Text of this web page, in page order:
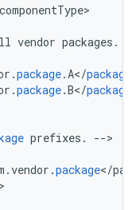
componentType>
vendor packages .
.package.A</package
.package.B</package
prefixes . --
.vendor .package</
>